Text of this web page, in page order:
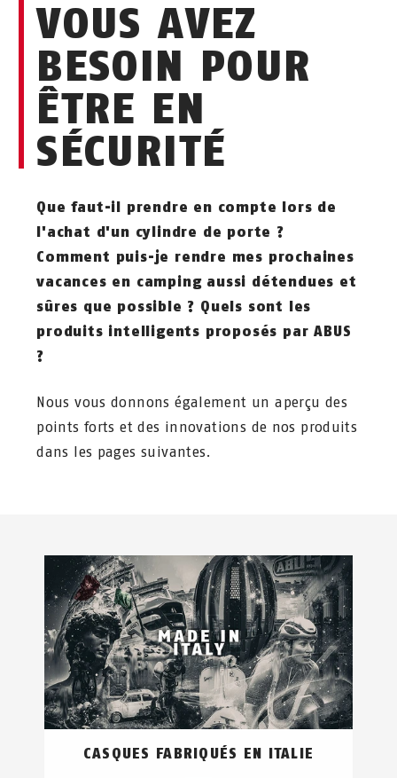
VOUS AVEZ
BESOIN POUR
ÊTRE EN
SÉCURITÉ
Que faut-il prendre en compte lors de
l'achat d'un cylindre de porte ?
Comment puis-je rendre mes prochaines
vacances en camping aussi détendues et
sûres que possible ? Quels sont les
produits intelligents proposés par ABUS
?
Nous vous donnons également un aperçu des
points forts et des innovations de nos produits
dans les pages suivantes.
CASQUES FABRIQUÉS EN ITALIE